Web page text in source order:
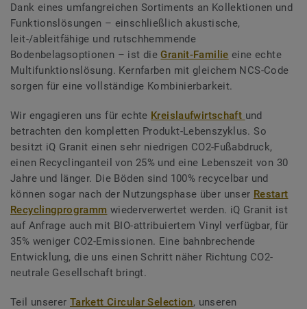
Dank eines umfangreichen Sortiments an Kollektionen und
Funktionslösungen – einschließlich akustische,
leit-/ableitfähige und rutschhemmende
Bodenbelagsoptionen – ist dieGranit-Familie eine echte
Multifunktionslösung. Kernfarben mit gleichem NCS-Code
sorgen für eine vollständige Kombinierbarkeit.
Wir engagieren uns für echte Kreislaufwirtschaft und
betrachten den kompletten Produkt-Lebenszyklus. So
besitzt iQ Granit einen sehr niedrigen CO2-Fußabdruck,
einen Recyclinganteil von 25% und eine Lebenszeit von 30
Jahre und länger. Die Böden sind 100% recycelbar und
können sogar nach der Nutzungsphase über unser Restart
Recyclingprogramm wiederverwertet werden. iQ Granit ist
auf Anfrage auch mit BIO-attribuiertem Vinyl verfügbar, für
35% weniger CO2-Emissionen. Eine bahnbrechende
Entwicklung, die uns einen Schritt näher Richtung CO2-
neutrale Gesellschaft bringt.
Teil unserer Tarkett Circular Selection, unseren